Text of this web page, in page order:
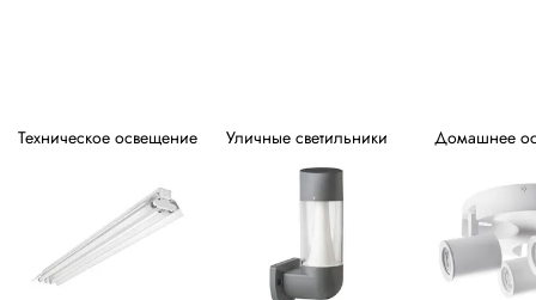
Техническое освещение Уличные светильники Домашнее